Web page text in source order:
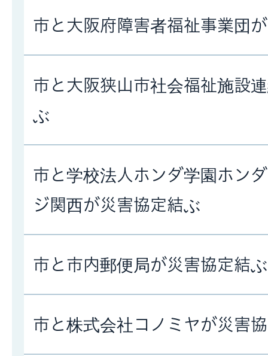
市と大阪府障害者福祉事業団
市と大阪狭山市社会福祉施設
ぶ
市と学校法人ホンダ学園ホン
ジ関西が災害協定結ぶ
市と市内郵便局が災害協定結ぶ
市と株式会社コノミヤが災害